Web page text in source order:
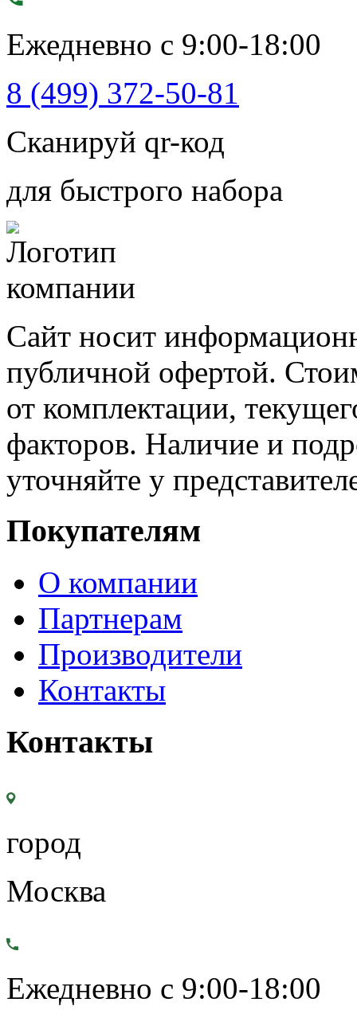
Ежедневно с 9:00-18:00
8 (499) 372-50-81
Сканируй qr-код
для быстрого набора
Сайт носит
публичной офертой.
от комплектации,
факторов. Наличие и
уточняйте у
Покупателям
О компании
Партнерам
Производители
Контакты
Контакты
город
Москва
Ежедневно с 9:00-18:00